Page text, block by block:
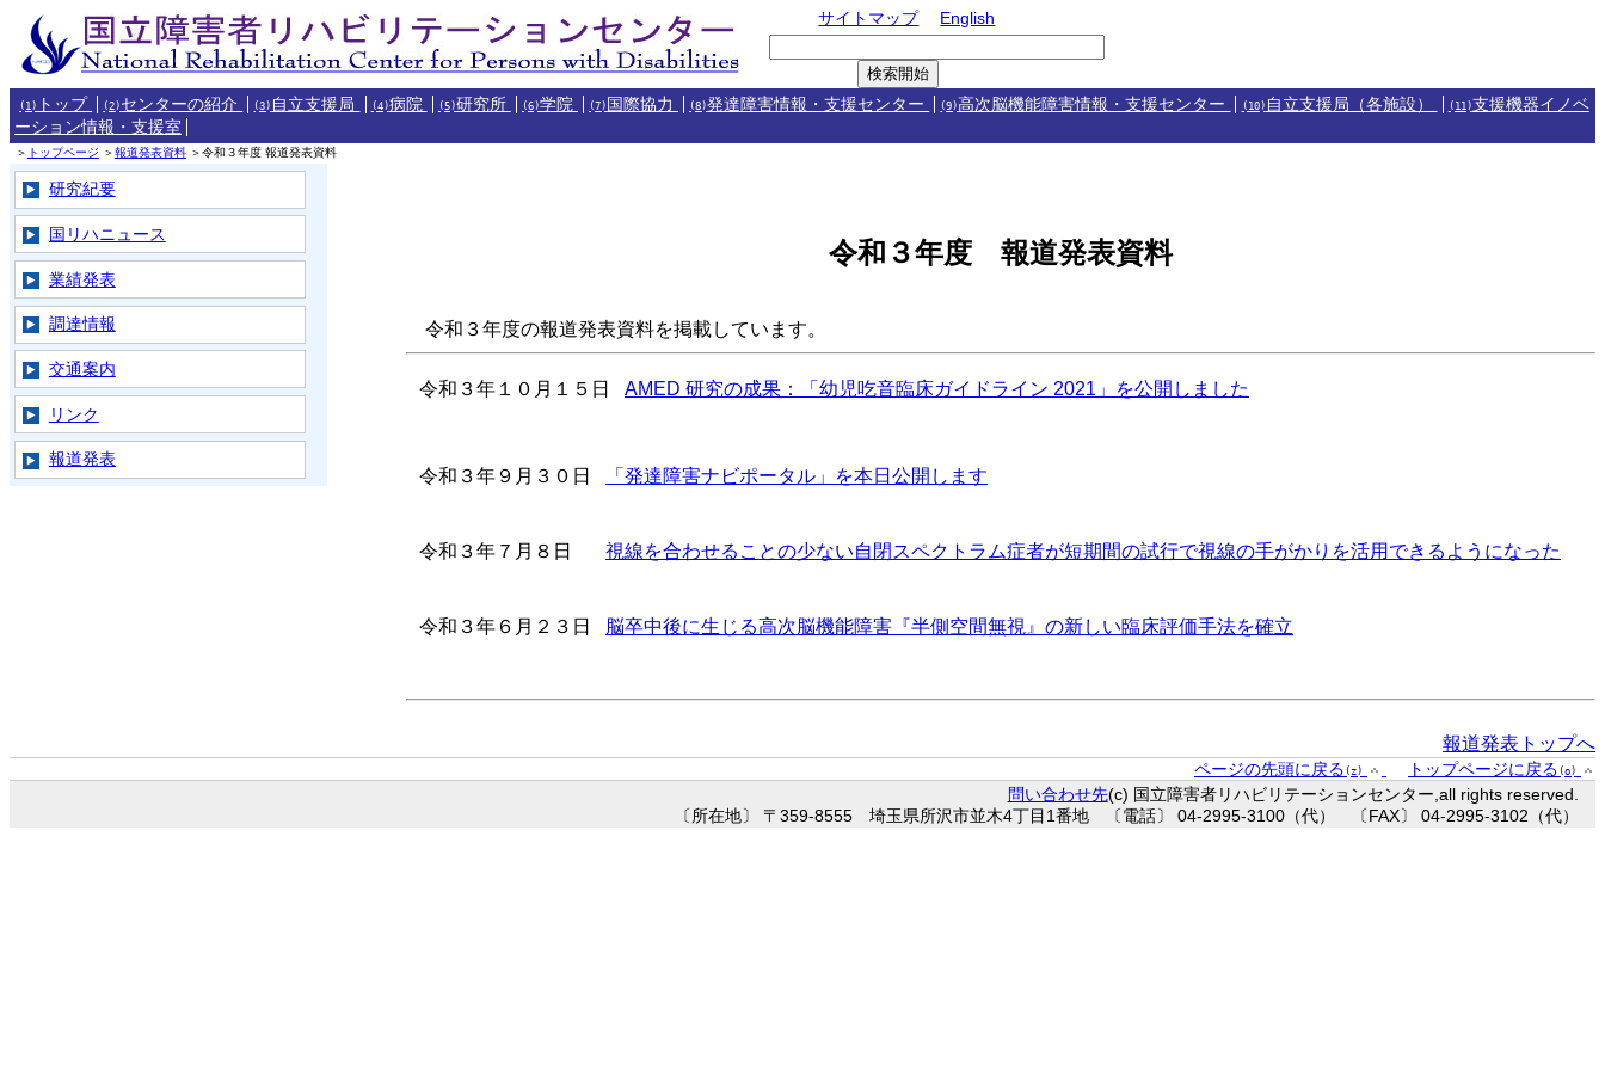
サイトマップ English
(1) トップ (2) センターの紹介 (3) 自立支援局 (4)病院 (5)研究所 (6)学院 (7) 国際協力 (8)発達障害情報・支援センター (9) 高次脳機能障害情報・支援センター (10) 自立支援局（各施設） (11)支援機器イノベ
ーション情報・支援室
＞ トップページ ＞報道発表資料＞令和３年度 報道発表資料
研究紀要
国リハニュース
業績発表
調達情報
交通案内
リンク
報道発表
令和３年度 報道発表資料
令和３年度の報道発表資料を掲載しています。
令和３年１０月１５日 AMED 研究の成果：「幼児吃音臨床ガイドライン 2021」を公開しました
令和３年９月３０日 「発達障害ナビポータル」を本日公開します
令和３年７月８日 視線を合わせることの少ない自閉スペクトラム症者が短期間の試行で視線の手がかりを活用できるようになった
令和３年６月２３日 脳卒中後に生じる高次脳機能障害『半側空間無視』の新しい臨床評価手法を確立
報道発表トップへ
ページの先頭に戻る (z) トップページに戻る (o)
問い合わせ先(c) 国立障害者リハビリテーションセンター,all rights reserved.
〔所在地〕 〒359-8555 埼玉県所沢市並木4丁目1番地 〔電話〕 04-2995-3100（代） 〔FAX〕 04-2995-3102（代）